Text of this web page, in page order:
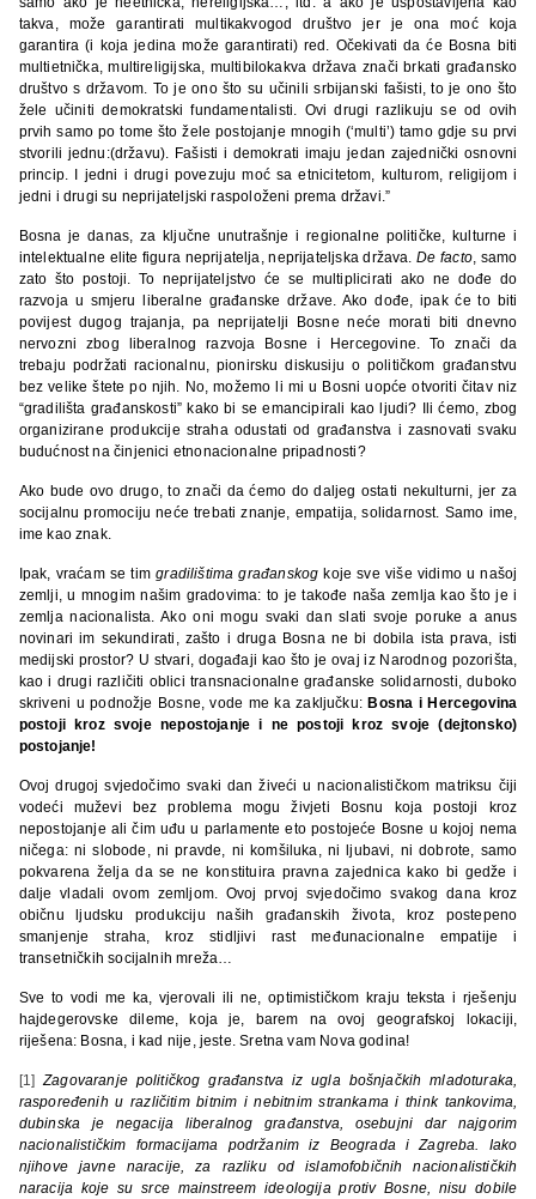
takva, može garantirati multikakvogod društvo jer je ona moć koja
garantira (i koja jedina može garantirati) red. Očekivati da će Bosna biti
multietnička, multireligijska, multibilokakva država znači brkati građansko
društvo s državom. To je ono što su učinili srbijanski fašisti, to je ono što
žele učiniti demokratski fundamentalisti. Ovi drugi razlikuju se od ovih
prvih samo po tome što žele postojanje mnogih (‘multi’) tamo gdje su prvi
stvorili jednu:(državu). Fašisti i demokrati imaju jedan zajednički osnovni
princip. I jedni i drugi povezuju moć sa etnicitetom, kulturom, religijom i
jedni i drugi su neprijateljski raspoloženi prema državi.”
Bosna je danas, za ključne unutrašnje i regionalne političke, kulturne i
intelektualne elite figura neprijatelja, neprijateljska država.De facto, samo
zato što postoji. To neprijateljstvo će se multiplicirati ako ne dođe do
razvoja u smjeru liberalne građanske države. Ako dođe, ipak će to biti
povijest dugog trajanja, pa neprijatelji Bosne neće morati biti dnevno
nervozni zbog liberalnog razvoja Bosne i Hercegovine. To znači da
trebaju podržati racionalnu, pionirsku diskusiju o političkom građanstvu
bez velike štete po njih. No, možemo li mi u Bosni uopće otvoriti čitav niz
“gradilišta građanskosti” kako bi se emancipirali kao ljudi? Ili ćemo, zbog
organizirane produkcije straha odustati od građanstva i zasnovati svaku
budućnost na činjenici etnonacionalne pripadnosti?
Ako bude ovo drugo, to znači da ćemo do daljeg ostati nekulturni, jer za
socijalnu promociju neće trebati znanje, empatija, solidarnost. Samo ime,
ime kao znak.
Ipak, vraćam se timgradilištima građanskog koje sve više vidimo u našoj
zemlji, u mnogim našim gradovima: to je takođe naša zemlja kao što je i
zemlja nacionalista. Ako oni mogu svaki dan slati svoje poruke a anus
novinari im sekundirati, zašto i druga Bosna ne bi dobila ista prava, isti
medijski prostor? U stvari, događaji kao što je ovaj iz Narodnog pozorišta,
kao i drugi različiti oblici transnacionalne građanske solidarnosti, duboko
skriveni u podnožje Bosne, vode me ka zaključku:Bosna i Hercegovina
postoji kroz svoje nepostojanje i ne postoji kroz svoje (dejtonsko)
postojanje!
Ovoj drugoj svjedočimo svaki dan živeći u nacionalističkom matriksu čiji
vodeći muževi bez problema mogu živjeti Bosnu koja postoji kroz
nepostojanje ali čim uđu u parlamente eto postojeće Bosne u kojoj nema
ničega: ni slobode, ni pravde, ni komšiluka, ni ljubavi, ni dobrote, samo
pokvarena želja da se ne konstituira pravna zajednica kako bi gedže i
dalje vladali ovom zemljom. Ovoj prvoj svjedočimo svakog dana kroz
običnu ljudsku produkciju naših građanskih života, kroz postepeno
smanjenje straha, kroz stidljivi rast međunacionalne empatije i
transetničkih socijalnih mreža…
Sve to vodi me ka, vjerovali ili ne, optimističkom kraju teksta i rješenju
hajdegerovske dileme, koja je, barem na ovoj geografskoj lokaciji,
riješena: Bosna, i kad nije, jeste. Sretna vam Nova godina!
[1] Zagovaranje političkog građanstva iz ugla bošnjačkih mladoturaka,
raspoređenih u različitim bitnim i nebitnim strankama i think tankovima,
dubinska je negacija liberalnog građanstva, osebujni dar najgorim
nacionalističkim formacijama podržanim iz Beograda i Zagreba. Iako
njihove javne naracije, za razliku od islamofobičnih nacionalističkih
naracija koje su srce mainstreem ideologija protiv Bosne, nisu dobile